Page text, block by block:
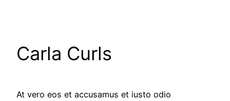
Carla Curls
At vero eos et accusamus et iusto odio